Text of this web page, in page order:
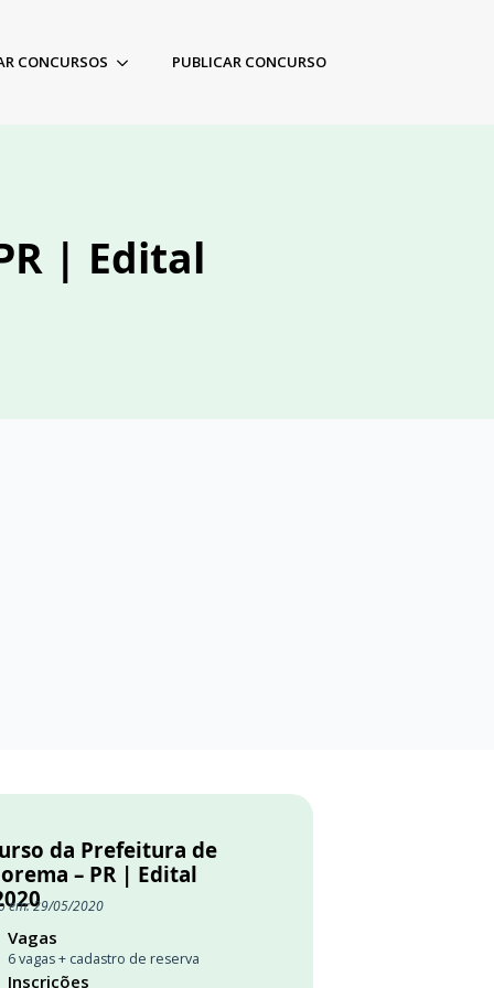
CONCURSOS PUBLICAR CONCURSO
| Edital
da Prefeitura de
– PR | Edital
em: 29/05/2020
Vagas
6 vagas + cadastro de reserva
Inscrições